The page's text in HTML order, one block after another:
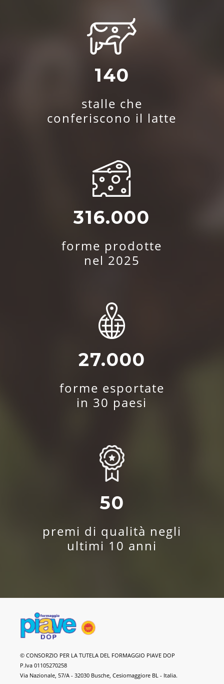
140
stalle che
conferiscono il latte
316.000
forme prodotte
nel 2025
27.000
forme esportate
in 30 paesi
50
premi di qualità negli
ultimi 10 anni
Formaggio
Piave
DOP
© CONSORZIO PER LA TUTELA DEL FORMAGGIO PIAVE DOP
P.Iva 01105270258
Via Nazionale, 57/A - 32030 Busche, Cesiomaggiore BL - Italia.